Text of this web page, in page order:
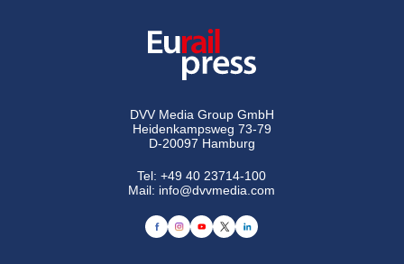
DVV Media Group GmbH
Heidenkampsweg 73-79
D-20097 Hamburg
Tel:+49 40 23714-100
Mail: info@dvvmedia.com